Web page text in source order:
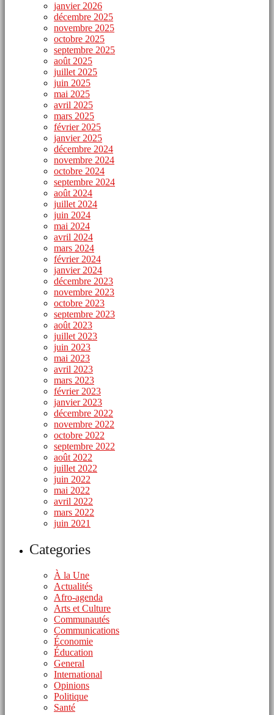
janvier 2026
décembre 2025
novembre 2025
octobre 2025
septembre 2025
août 2025
juillet 2025
juin 2025
mai 2025
avril 2025
mars 2025
février 2025
janvier 2025
décembre 2024
novembre 2024
octobre 2024
septembre 2024
août 2024
juillet 2024
juin 2024
mai 2024
avril 2024
mars 2024
février 2024
janvier 2024
décembre 2023
novembre 2023
octobre 2023
septembre 2023
août 2023
juillet 2023
juin 2023
mai 2023
avril 2023
mars 2023
février 2023
janvier 2023
décembre 2022
novembre 2022
octobre 2022
septembre 2022
août 2022
juillet 2022
juin 2022
mai 2022
avril 2022
mars 2022
juin 2021
Categories
À la Une
Actualités
Afro-agenda
Arts et Culture
Communautés
Communications
Économie
Éducation
General
International
Opinions
Politique
Santé